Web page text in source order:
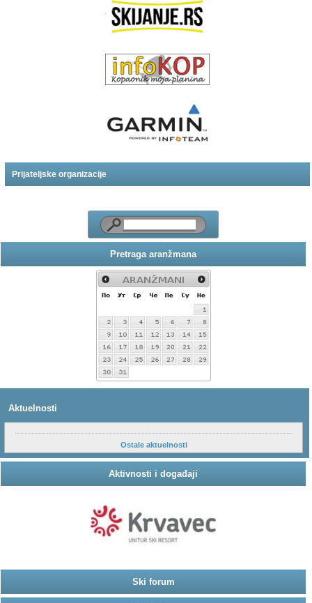
Prijateljske organizacije
Pretraga aranžmana
Aktuelnosti
Ostale aktuelnosti
Aktivnosti i događaji
Ski forum